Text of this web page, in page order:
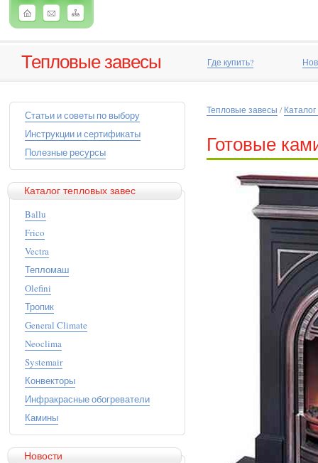
Тепловые завесы Где купить?
Статьи и советы по выбору
Инструкции и сертификаты
Полезные ресурсы
Каталог тепловых завес
Ballu
Frico
Vectra
Тепломаш
Olefini
Тропик
General Climate
Neoclima
Systemair
Конвекторы
Инфракрасные обогреватели
Камины
Новости
Тепловые завесы /
Готовые